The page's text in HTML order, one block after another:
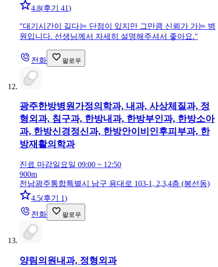
4.8(후기 41)
"대기시간이 길다는 단점이 있지만 그만큼 신뢰가 가는 병
원입니다. 선생님께서 자세히 설명해주셔서 좋아요."
전화 팔로우
광주한방병원가정의학과, 내과, 사상체질과, 정
형외과, 침구과, 한방내과, 한방부인과, 한방소아
과, 한방신경정신과, 한방안이비인후피부과, 한
방재활의학과
진료 마감일요일 09:00 ~ 12:50
900m
전남광주통합특별시 남구 용대로 103-1, 2,3,4층 (봉선동)
4.5(후기 1)
전화
팔로우
양림의원 내과, 정형외과